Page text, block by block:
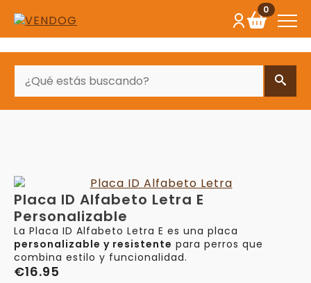
0
Placa ID Alfabeto Letra E
Personalizable
La Placa ID Alfabeto Letra E es una placa
personalizable y resistente para perros que
combina estilo y funcionalidad.
€16.95